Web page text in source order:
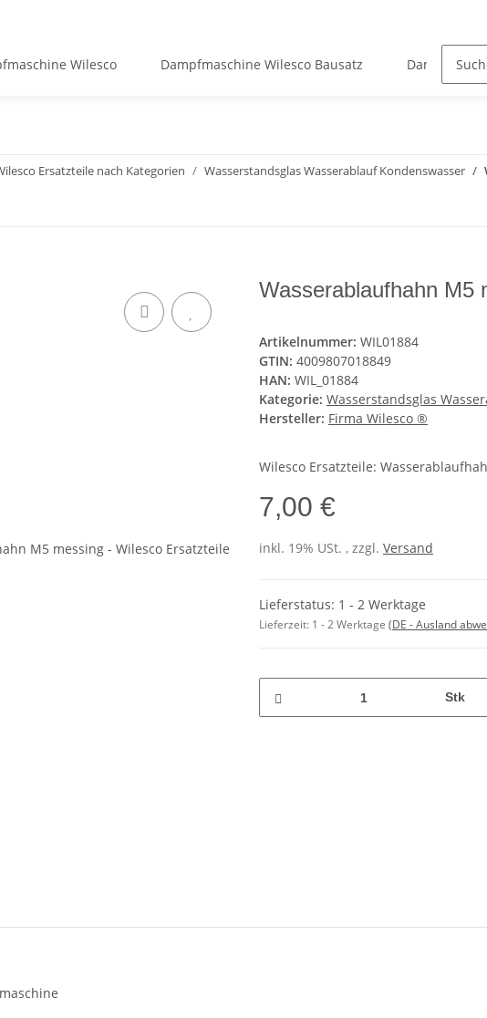
Wilesco Dampfmaschine Wilesco Bausatz
Ersatzteile nach Kategorien Wasserstandsglas Wasserablauf Kondenswasser
Wasserablaufhahn M5
Artikelnummer: WIL01884
GTIN: 4009807018849
HAN: WIL_01884
Kategorie: Wasserstandsglas
Hersteller: Firma Wilesco ®
Wilesco Ersatzteile:
7,00 €
inkl. 19% USt. , zzgl. Versand
Lieferstatus: 1 - 2 Werktage
Lieferzeit: 1 - 2 Werktage (DE - Ausland
Stk